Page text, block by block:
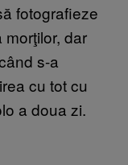
fotografieze
dar
s-a
cu tot cu
a doua zi.